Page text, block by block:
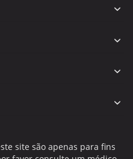
site são apenas para fins